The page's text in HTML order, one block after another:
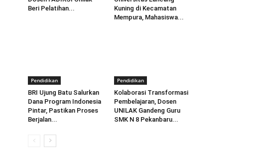
Beri Pelatihan...
Kuning di Kecamatan
Mempura, Mahasiswa...
Pendidikan
BRI Ujung Batu Salurkan
Dana Program Indonesia
Pintar, Pastikan Proses
Berjalan...
Pendidikan
Kolaborasi Transformasi
Pembelajaran, Dosen
UNILAK Gandeng Guru
SMK N 8 Pekanbaru...